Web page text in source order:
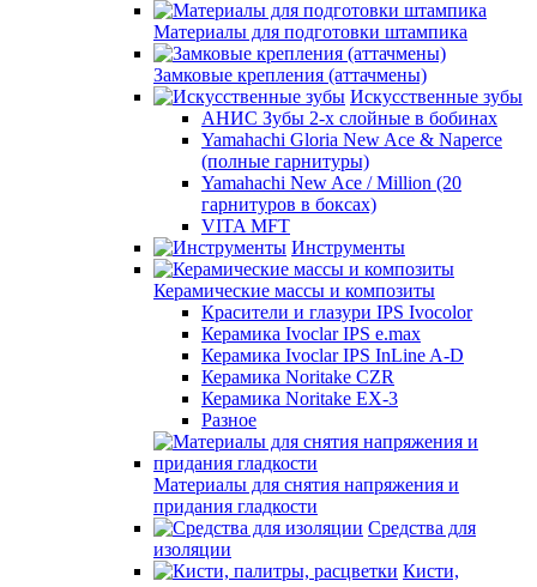
Материалы для подготовки штампика
Замковые крепления (аттачмены)
Искусственные зубы
АНИС Зубы 2-х слойные в бобинах
Yamahachi Gloria New Ace & Naperce
(полные гарнитуры)
Yamahachi New Ace / Million (20
гарнитуров в боксах)
VITA MFT
Инструменты
Керамические массы и композиты
Красители и глазури IPS Ivocolor
Керамика Ivoclar IPS e.max
Керамика Ivoclar IPS InLine A-D
Керамика Noritake CZR
Керамика Noritake EX-3
Разное
Материалы для снятия напряжения и
придания гладкости
Средства для
изоляции
Кисти,